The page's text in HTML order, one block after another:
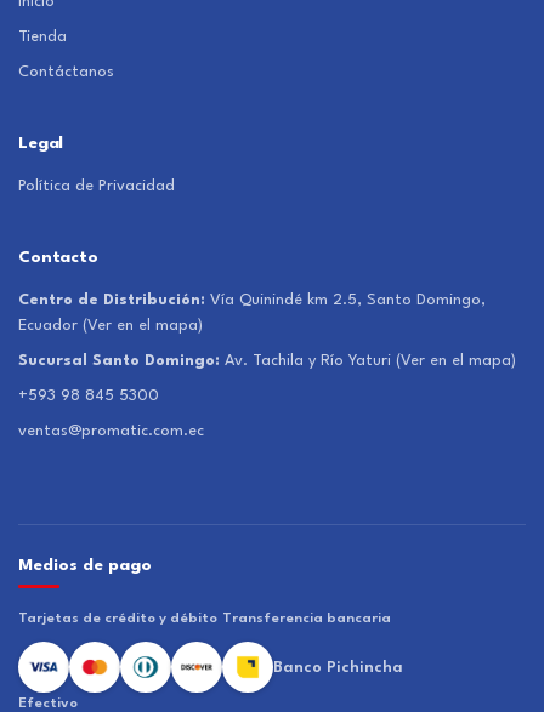
Tienda
Contáctanos
Legal
Política de Privacidad
Contacto
Centro de Distribución: Vía Quinindé km 2.5, Santo Domingo,
Ecuador (Ver en el mapa)
Sucursal Santo Domingo: Av. Tachila y Río Yaturi (Ver en el mapa)
+593 98 845 5300
ventas@promatic.com.ec
Medios de pago
Tarjetas de crédito y débito Transferencia bancaria
Banco Pichincha
Efectivo